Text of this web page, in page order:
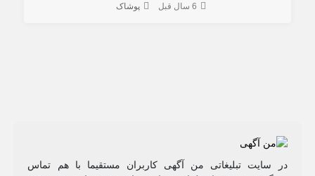
6 سال قبل پوشاک
در سایت تبلیغاتی من آگهی کاربران مستقیما با هم تماس